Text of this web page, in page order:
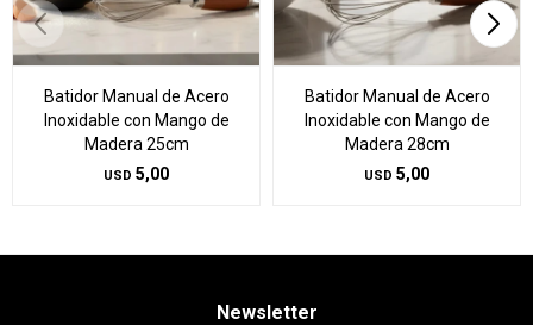
Batidor Manual de Acero
Inoxidable con Mango de
Madera 25cm
USD 5,00
Batidor Manual de Acero
Inoxidable con Mango de
Madera 28cm
USD 5,00
Newsletter